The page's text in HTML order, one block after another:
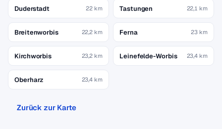
Duderstadt 22 km Tastungen 22,1 km
Breitenworbis 22,2 km Ferna 23 km
Kirchworbis 23,2 km Leinefelde-Worbis 23,4 km
Oberharz 23,4 km
Zurück zur Karte